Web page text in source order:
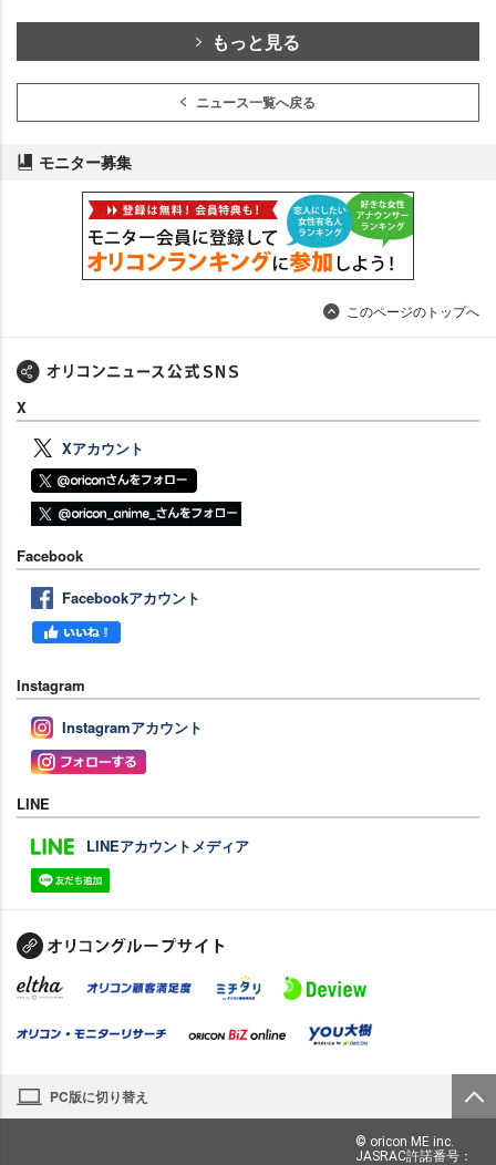
もっと見る
ニュース一覧へ戻る
モニター募集
このページのトップへ
X
Xアカウント
Facebook
Facebookアカウント
Instagram
Instagramアカウント
LINE
LINEアカウントメディア
PC版に切り替え
© oricon ME inc.
JASRAC許諾番号：